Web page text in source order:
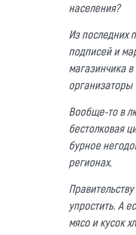
населения?
Из последних
подписей и
магазинчика
организаторы
Вообще-то в
бестолковая
бурное
регионах.
упростить. А
мясо и кусок